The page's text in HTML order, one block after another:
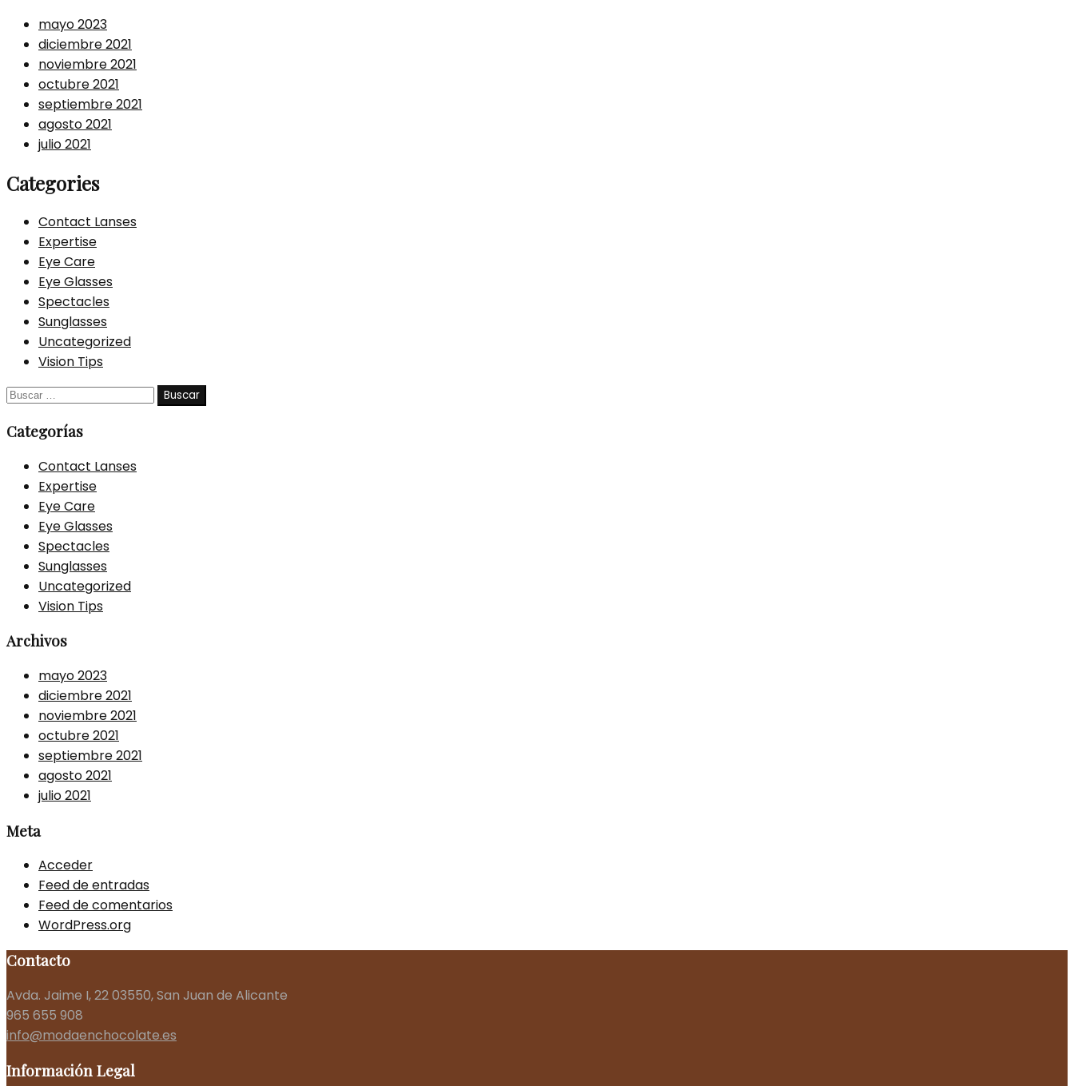
mayo 2023
diciembre 2021
noviembre 2021
octubre 2021
septiembre 2021
agosto 2021
julio 2021
Categories
Contact Lanses
Expertise
Eye Care
Eye Glasses
Spectacles
Sunglasses
Uncategorized
Vision Tips
Buscar:
Categorías
Contact Lanses
Expertise
Eye Care
Eye Glasses
Spectacles
Sunglasses
Uncategorized
Vision Tips
Archivos
mayo 2023
diciembre 2021
noviembre 2021
octubre 2021
septiembre 2021
agosto 2021
julio 2021
Meta
Acceder
Feed de entradas
Feed de comentarios
WordPress.org
Contacto
Avda. Jaime I, 22 03550, San Juan de Alicante
965 655 908
info@modaenchocolate.es
Información Legal